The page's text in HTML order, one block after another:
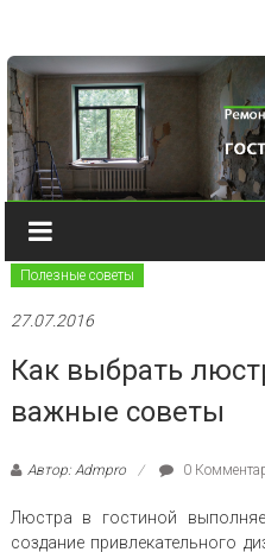
Полезные советы
27.07.2016
Как выбрать
важные советы
Автор: Admpro 0
Люстра в гостиной
создание привлекательного